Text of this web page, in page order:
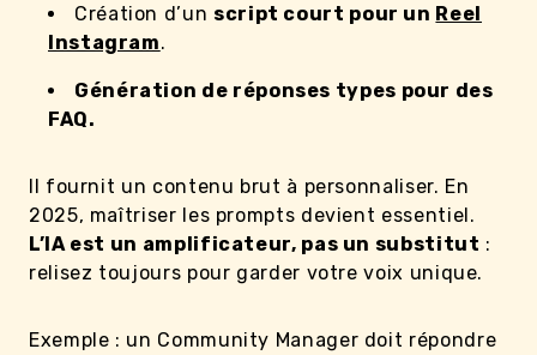
Création d’un script court pour un Reel
Instagram.
Génération de réponses types pour des
FAQ.
Il fournit un contenu brut à personnaliser. En
2025, maîtriser les prompts devient essentiel.
L’IA est un amplificateur, pas un substitut :
relisez toujours pour garder votre voix unique.
Exemple : un Community Manager doit répondre